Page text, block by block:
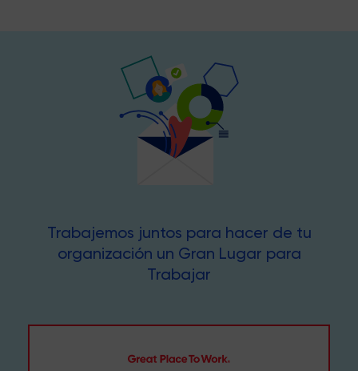
Trabajemos juntos para hacer de tu
organización un Gran Lugar para
Trabajar